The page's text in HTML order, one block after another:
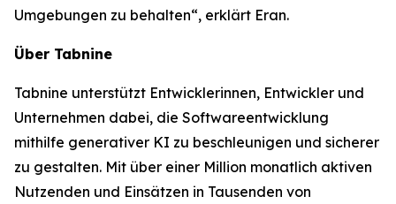
Umgebungen zu behalten“, erklärt Eran.
Über Tabnine
Tabnine unterstützt Entwicklerinnen, Entwickler und
Unternehmen dabei, die Softwareentwicklung
mithilfe generativer KI zu beschleunigen und sicherer
zu gestalten. Mit über einer Million monatlich aktiven
Nutzenden und Einsätzen in Tausenden von